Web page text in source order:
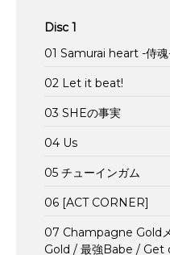
Disc 1
01 Samurai heart -侍
02 Let it beat!
03 SHEの事実
04 Us
05 チューインガム
06 [ACT CORNER]
07 Champagne Gold
Gold / 最強Babe / Get